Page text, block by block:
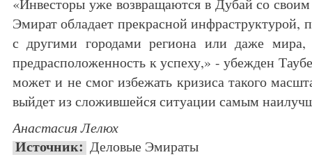
«Инвесторы уже возвращаются в Дубай со
Эмират обладает прекрасной инфраструктурой,
с другими городами региона или даже мира,
предрасположенность к успеху,» - убежден
может и не смог избежать кризиса такого
выйдет из сложившейся ситуации самым
Анастасия Лелюх
Источник: Деловые Эмираты